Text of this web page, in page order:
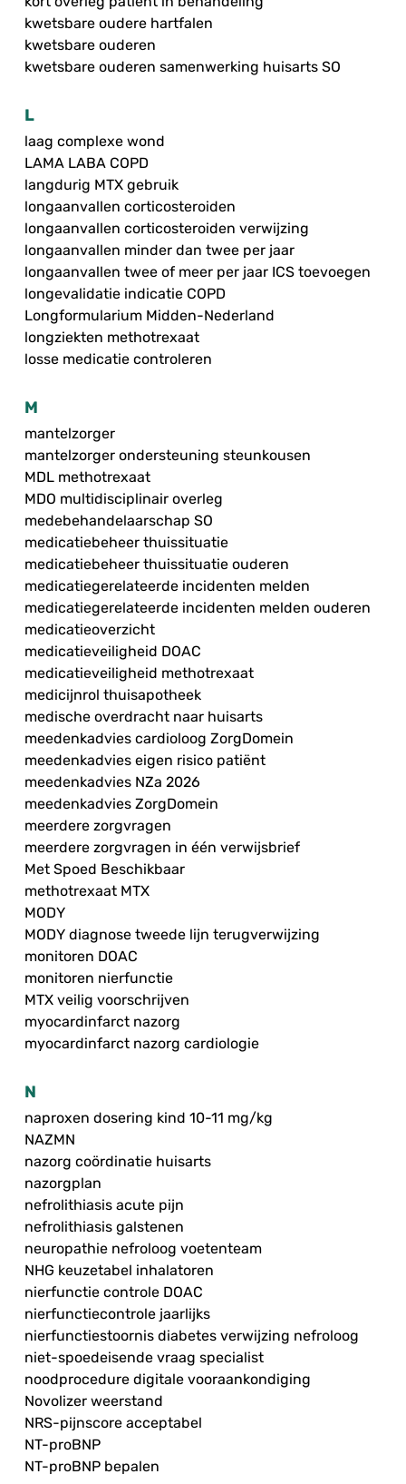
kwetsbare oudere hartfalen
kwetsbare ouderen
kwetsbare ouderen samenwerking huisarts SO
L
laag complexe wond
LAMA LABA COPD
langdurig MTX gebruik
longaanvallen corticosteroiden
longaanvallen corticosteroiden verwijzing
longaanvallen minder dan twee per jaar
longaanvallen twee of meer per jaar ICS toevoegen
longevalidatie indicatie COPD
Longformularium Midden-Nederland
longziekten methotrexaat
losse medicatie controleren
M
mantelzorger
mantelzorger ondersteuning steunkousen
MDL methotrexaat
MDO multidisciplinair overleg
medebehandelaarschap SO
medicatiebeheer thuissituatie
medicatiebeheer thuissituatie ouderen
medicatiegerelateerde incidenten melden
medicatiegerelateerde incidenten melden ouderen
medicatieoverzicht
medicatieveiligheid DOAC
medicatieveiligheid methotrexaat
medicijnrol thuisapotheek
medische overdracht naar huisarts
meedenkadvies cardioloog ZorgDomein
meedenkadvies eigen risico patiënt
meedenkadvies NZa 2026
meedenkadvies ZorgDomein
meerdere zorgvragen
meerdere zorgvragen in één verwijsbrief
Met Spoed Beschikbaar
methotrexaat MTX
MODY
MODY diagnose tweede lijn terugverwijzing
monitoren DOAC
monitoren nierfunctie
MTX veilig voorschrijven
myocardinfarct nazorg
myocardinfarct nazorg cardiologie
N
naproxen dosering kind 10-11 mg/kg
NAZMN
nazorg coördinatie huisarts
nazorgplan
nefrolithiasis acute pijn
nefrolithiasis galstenen
neuropathie nefroloog voetenteam
NHG keuzetabel inhalatoren
nierfunctie controle DOAC
nierfunctiecontrole jaarlijks
nierfunctiestoornis diabetes verwijzing nefroloog
niet-spoedeisende vraag specialist
noodprocedure digitale vooraankondiging
Novolizer weerstand
NRS-pijnscore acceptabel
NT-proBNP
NT-proBNP bepalen